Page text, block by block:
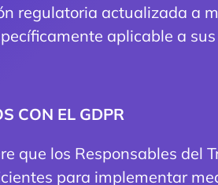
regulatoria actualizada a
aplicable a
CON EL GDPR
que los Responsables
para implementar